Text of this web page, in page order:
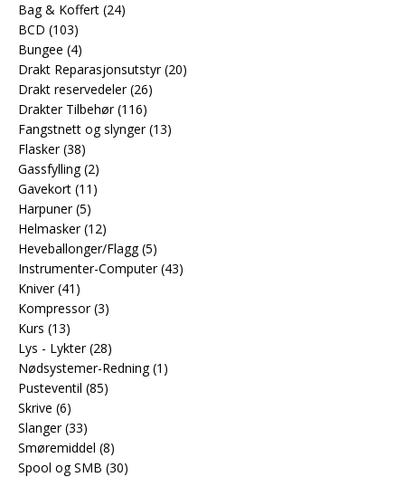
Bag & Koffert (24)
BCD (103)
Bungee (4)
Drakt Reparasjonsutstyr (20)
Drakt reservedeler (26)
Drakter Tilbehør (116)
Fangstnett og slynger (13)
Flasker (38)
Gassfylling (2)
Gavekort (11)
Harpuner (5)
Helmasker (12)
Heveballonger/Flagg (5)
Instrumenter-Computer (43)
Kniver (41)
Kompressor (3)
Kurs (13)
Lys - Lykter (28)
Nødsystemer-Redning (1)
Pusteventil (85)
Skrive (6)
Slanger (33)
Smøremiddel (8)
Spool og SMB (30)